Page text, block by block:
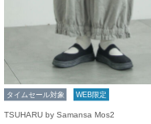
タイムセール対象 WEB限定
TSUHARU by Samansa Mos2